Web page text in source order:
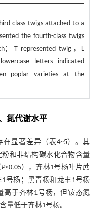
class twigs attached to a
the fourth-class twigs
； T represented twig，L
letters indicated
poplar varieties at the
氮代谢水平
在显著差异（表4~5）。其
和非结构碳水化合物含量
P<0.05），齐林1号杨叶片蔗
号杨；黑青杨和龙丰1号杨
高于齐林1号杨，但铵态氮
量低于齐林1号杨。